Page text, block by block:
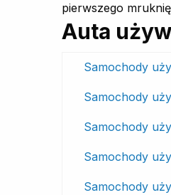
pierwszego
Auta
Samochody
Samochody
Samochody
Samochody
Samochody